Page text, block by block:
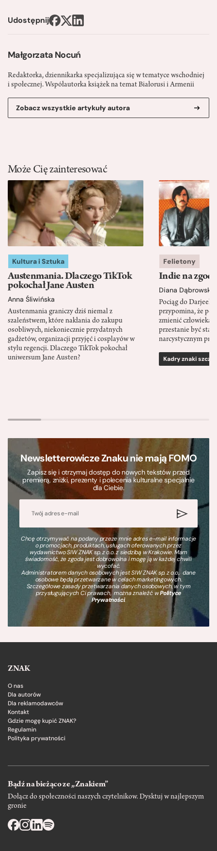
Małgorzata Nocuń
Redaktorka, dziennikarka specjalizująca się w tematyce wschodniej
i społecznej. Współautorka książek na temat Białorusi i Armenii
Zobacz wszystkie artykuły autora
Udostępnij
Może Cię zainteresować
Kultura i Sztuka
Austenmania. Dlaczego TikTok
pokochał Jane Austen
Anna Śliwińska
Austenmania graniczy dziś niemal z
szaleństwem, które nakłania do zakupu
osobliwych, niekoniecznie przydatnych
gadżetów, organizacji przyjęć i cosplayów w
stylu regencji. Dlaczego TikTok pokochał
uniwersum Jane Austen?
Felietony
Indie na
Diana Dąbrowska
Pociąg do
przypomina, że
zmienić człowieka
przestanie być
narcystycznym
Kadry znaki
Newsletterowicze Znaku nie mają FOMO
Zapisz się i otrzymaj dostęp do nowych tekstów przed
premierą, zniżki, prezenty i polecenia kulturalne specjalnie
dla Ciebie.
Chcę otrzymywać na podany przeze mnie adres e-mail informacje
o promocjach, produktach, usługach oferowanych przez
wydawnictwo SIW ZNAK sp. z o.o. z siedzibą w Krakowie. Mam
świadomość, że zgoda jest dobrowolna i mogę ją w każdej chwili
wycofać.
Administratorem danych osobowych jest SIW ZNAK sp. z o.o., dane
osobowe będą przetwarzane w celach marketingowych.
Szczegółowe zasady przetwarzania danych osobowych, w tym
przysługujących Ci prawach, można znaleźć wPolityce
Prywatności.
ZNAK
O nas
Dla autorów
Dla reklamodawców
Kontakt
Gdzie mogę kupić ZNAK?
Regulamin
Polityka prywatności
Bądź na bieżąco ze „Znakiem”
Dołącz do społeczności naszych czytelnikow. Dysktuj w najlepszym
gronie